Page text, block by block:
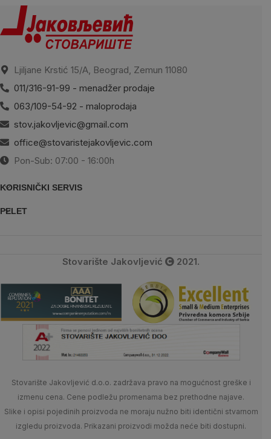
Ljiljane Krstić 15/A, Beograd, Zemun 11080
011/316-91-99 - menadžer prodaje
063/109-54-92 - maloprodaja
stov.jakovljevic@gmail.com
office@stovaristejakovljevic.com
Pon-Sub: 07:00 - 16:00h
KORISNIČKI SERVIS
PELET
Stovarište Jakovljević 2021.
Stovarište Jakovljević d.o.o. zadržava pravo na mogućnost greške i
izmenu cena. Cene podležu promenama bez prethodne najave.
Slike i opisi pojedinih proizvoda ne moraju nužno biti identični stvarnom
izgledu proizvoda. Prikazani proizvodi možda neće biti dostupni.